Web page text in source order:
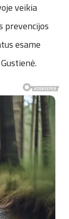
veikia
prevencijos
esame